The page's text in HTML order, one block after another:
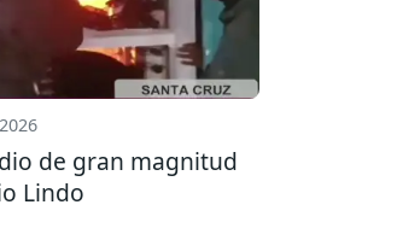
de gran magnitud
Lindo